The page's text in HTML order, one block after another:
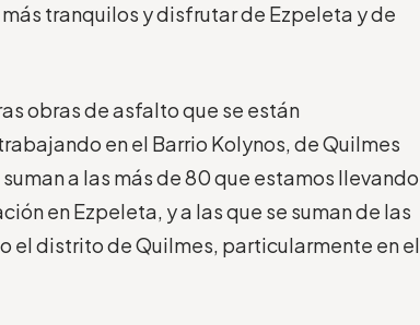
tranquilos y disfrutar de Ezpeleta y de
obras de asfalto que se están
en el Barrio Kolynos, de Quilmes
a las más de 80 que estamos llevando
en Ezpeleta, y a las que se suman de las
el distrito de Quilmes, particularmente en el